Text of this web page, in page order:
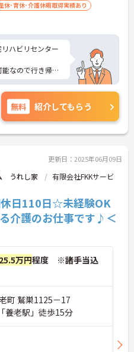
休･育休･介護休暇取得実績あり
ハビリセンター
なので行き帰り
クライフバラン
けます◎
までお問い合わ
無料 紹介してもらう
更新日：2025年06月09日
うれし家
有限会社FKKサービ
休日110日☆未経験OK
介護のお仕事です♪＜
万円程度 ※諸手当込
町 鷲巣1125－17
養老駅」徒歩15分